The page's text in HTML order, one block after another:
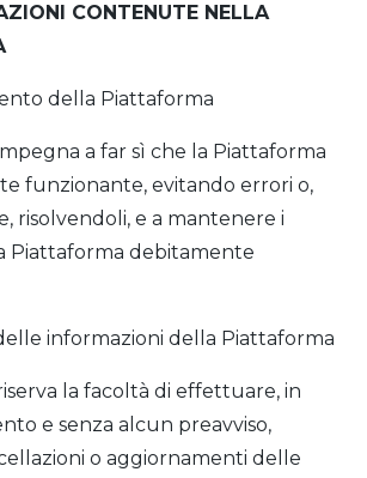
CONTENUTE NELLA
della Piattaforma
a far sì che la Piattaforma
funzionante, evitando errori o,
risolvendoli, e a mantenere i
Piattaforma debitamente
informazioni della Piattaforma
la facoltà di effettuare, in
e senza alcun preavviso,
o aggiornamenti delle